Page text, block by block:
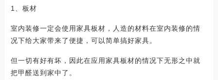
1、板材
室内装修一定会使用家具板材，人造的材料在室内装修的情
况下给大家带来了便捷，可以简单搞好家具。
但一切有好有坏，因此在应用家具板材的情况下无形之中就
把甲醛送到家中了。